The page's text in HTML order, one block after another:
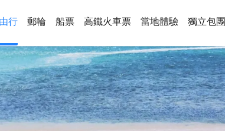
行 郵輪 船票 高鐵火車票 當地體驗 獨立包團